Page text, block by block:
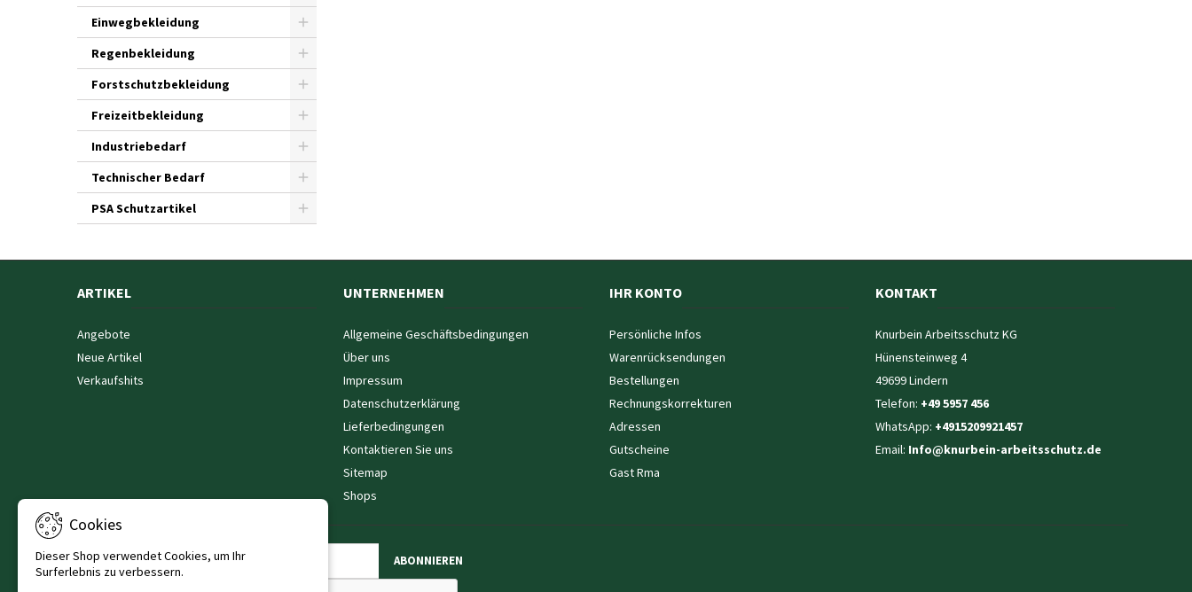
Einwegbekleidung
Regenbekleidung
Forstschutzbekleidung
Freizeitbekleidung
Industriebedarf
Technischer Bedarf
PSA Schutzartikel
ARTIKEL
Angebote
Neue Artikel
Verkaufshits
UNTERNEHMEN
Allgemeine Geschäftsbedingungen
Über uns
Impressum
Datenschutzerklärung
Lieferbedingungen
Kontaktieren Sie uns
Sitemap
Shops
IHR KONTO
Persönliche Infos
Warenrücksendungen
Bestellungen
Rechnungskorrekturen
Adressen
Gutscheine
Gast Rma
KONTAKT
Knurbein Arbeitsschutz KG
Hünensteinweg 4
49699 Lindern
Telefon: +49 5957 456
WhatsApp: +4915209921457
Email: Info@knurbein-arbeitsschutz.de
Cookies
Dieser Shop verwendet Cookies, um Ihr
Surferlebnis zu verbessern.
NEWSLETTER